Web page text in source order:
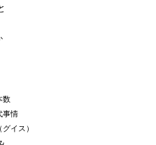
数
事情
イス）